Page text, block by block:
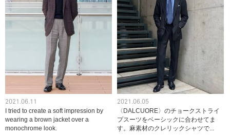
2021.06.11
I tried to create a soft impression by
wearing a brown jacket over a
monochrome look.
2021.06.05
〈DALCUORE〉のチョークストライ
プスーツをベーシックに合わせてま
す。麻素材のクレリックシャツで...